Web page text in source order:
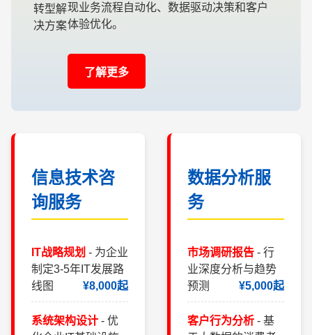
现业务流程自动化、数据驱动决策和客户
体验优化。
了解更多
信息技术咨
询服务
IT战略规划 - 为企业
制定3-5年IT发展路
线图
¥8,000起
系统架构设计 - 优
数据分析服
务
市场调研报告 - 行
业深度分析与趋势
预测
¥5,000起
客户行为分析 - 基